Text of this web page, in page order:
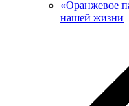
«Оранжевое
нашей жизни